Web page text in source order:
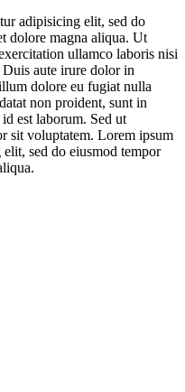
adipisicing elit, sed do
dolore magna aliqua. Ut
ullamco laboris nisi
aute irure dolor in
dolore eu fugiat nulla
non proident, sunt in
est laborum. Sed ut
sit voluptatem. Lorem ipsum
sed do eiusmod tempor